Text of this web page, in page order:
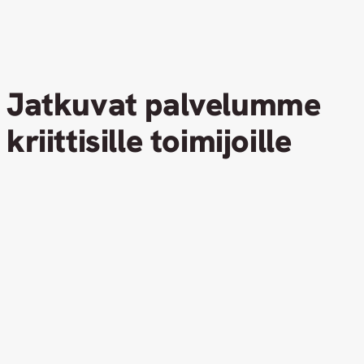
Jatkuvat palvelumme
kriittisille toimijoille